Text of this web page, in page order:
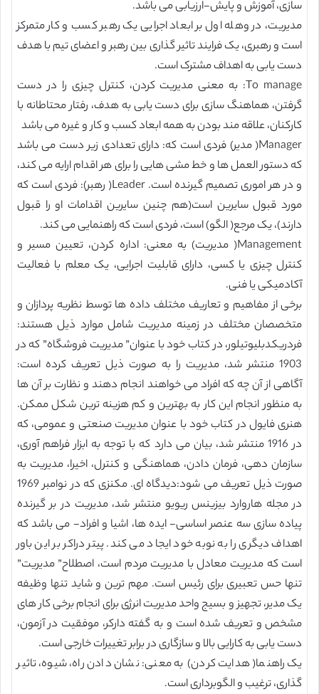
سازی، آموزش و پایش-ارزیابی می باشد.
مدیریت، در وهله اول بر ابعاد اجرایی یک رهبر کسب و کار متمرکز
است و رهبری، یک فرایند تاثیر گذاری بین رهبر و اعضای تیم با هدف
دست یابی به اهداف مشترک است.
To manage: به معنی مدیریت کردن، کنترل چیزی را در دست
گرفتن، هماهنگ سازی برای دست یابی به هدف، رفتار محتاطانه با
کارکنان، علاقه مند بودن به همه ابعاد کسب و کار و غیره می باشد
Manager( مدیر) فردی است که: دارای تعدادی زیر دست می باشد
که دستور العمل ها و خط مشی هایی را برای هر اقدام ارایه می کند،
و در هر اموری تصمیم گیرنده است. Leader( رهبر): فردی است که
مورد قبول سایرین است(هم چنین سایرین اقدامات او را قبول
دارند)، یک مرجع( الگو) است، فردی است که راهنمایی می کند.
Management( مدیریت) به معنی: اداره کردن، تعیین مسیر و
کنترل چیزی یا کسی، دارای قابلیت اجرایی، یک معلم با فعالیت
آکادمیکی یا فنی.
برخی از مفاهیم و تعاریف مختلف داده ها توسط نظریه پردازان و
متخصصان مختلف در زمینه مدیریت شامل موارد ذیل هستند:
فردریکدبلیوتیلور، در کتاب خود با عنوان” مدیریت فروشگاه” که در
1903 منتشر شد، مدیریت را به صورت ذیل تعریف کرده است:
آگاهی از آن چه که افراد می خواهند انجام دهند و نظارت بر آن ها
به منظور انجام این کار به بهترین و کم هزینه ترین شکل ممکن.
هنری فایول در کتاب خود با عنوان مدیریت صنعتی و عمومی، که
در 1916 منتشر شد، بیان می دارد که با توجه به ابزار فراهم آوری،
سازمان دهی، فرمان دادن، هماهنگی و کنترل، اخیرا، مدیریت به
صورت ذیل تعریف می شود:دیدگاه ای. مکنزی که در نوامبر 1969
در مجله هاروارد بیزینس ریویو منتشر شد، مدیریت در بر گیرنده
پیاده سازی سه عنصر اساسی- ایده ها، اشیا و افراد- می باشد که
اهداف دیگری را به نوبه خود ایجاد می کند. پیتر دراکر بر این باور
است که مدیریت معادل با مدیریت مردم است، اصطلاح” مدیریت”
تنها حس تعبیری برای رئیس است. مهم ترین و شاید تنها وظیفه
یک مدیر، تجهیز و بسیج واحد مدیریت انرژی برای انجام برخی کار های
مشخص و تعریف شده است و به گفته دارکر، موفقیت در آزمون،
دست یابی به کارایی بالا و سازگاری در برابر تغییرات خارجی است.
یک راهنما( هدایت کردن) به معنی: نشان دادن راه، شیوه، تاثیر
گذاری، ترغیب و الگوبرداری است.